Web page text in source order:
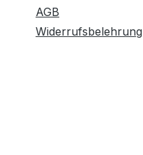
AGB
Widerrufsbelehrung